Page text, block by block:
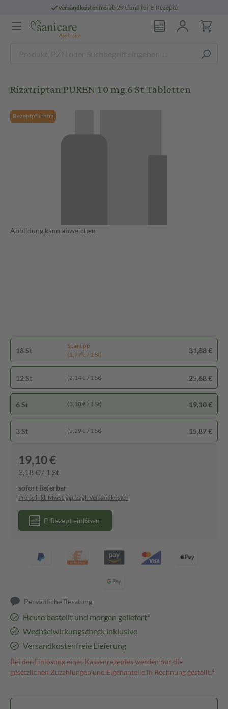
versandkostenfreiab 29 € und für E-Rezepte
Rizatriptan PUREN 10 mg 6 St Tabletten
Rezeptpflichtig
Abbildung kann abweichen
18 St
Spartipp
(1,77 € / 1 St)
31,88 €
12 St (2,14 € / 1 St) 25,68 €
6 St (3,18 € / 1 St) 19,10 €
3 St (5,29 € / 1 St) 15,87 €
19,10 €
3,18 € / 1 St
sofort lieferbar
Preise inkl. MwSt. ggf. zzgl. Versandkosten
E-Rezept einlösen
Persönliche Beratung
Heute bestellt und morgen geliefert³
Wechselwirkungscheck inklusive
Versandkostenfreie Lieferung
Bei der Einlösung eines Kassenrezeptes werden nur die
gesetzlichen Zuzahlungen und Eigenanteile in Rechnung gestellt.⁴